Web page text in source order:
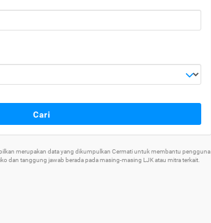
Cari
merupakan data yang dikumpulkan Cermati untuk membantu pengguna
dan tanggung jawab berada pada masing-masing LJK atau mitra terkait.